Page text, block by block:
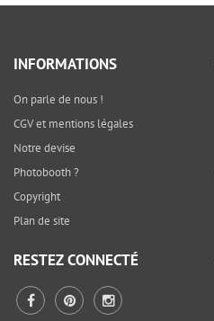
INFORMATIONS
On parle de nous !
CGV et mentions légales
Notre devise
Photobooth ?
Copyright
Plan de site
RESTEZ CONNECTÉ